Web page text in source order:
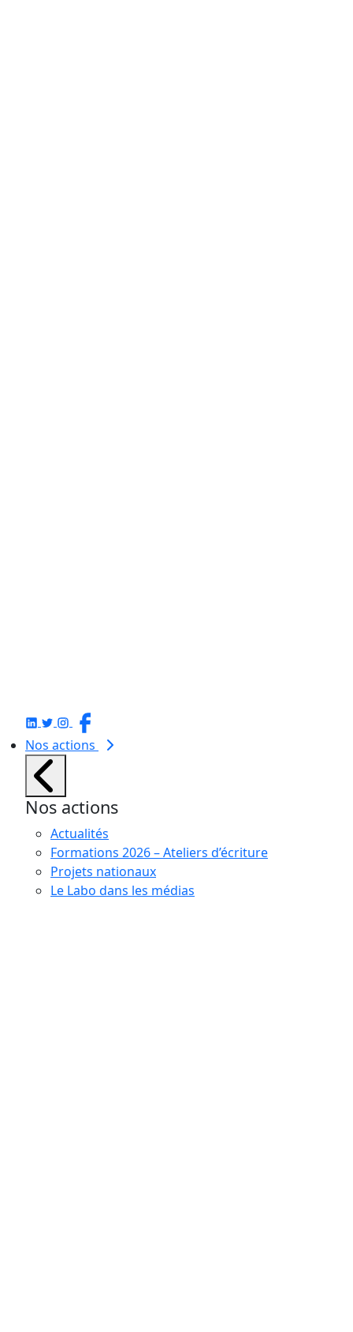
Nos actions
Nos actions
Actualités
Formations 2026 – Ateliers d’écriture
Projets nationaux
Le Labo dans les médias